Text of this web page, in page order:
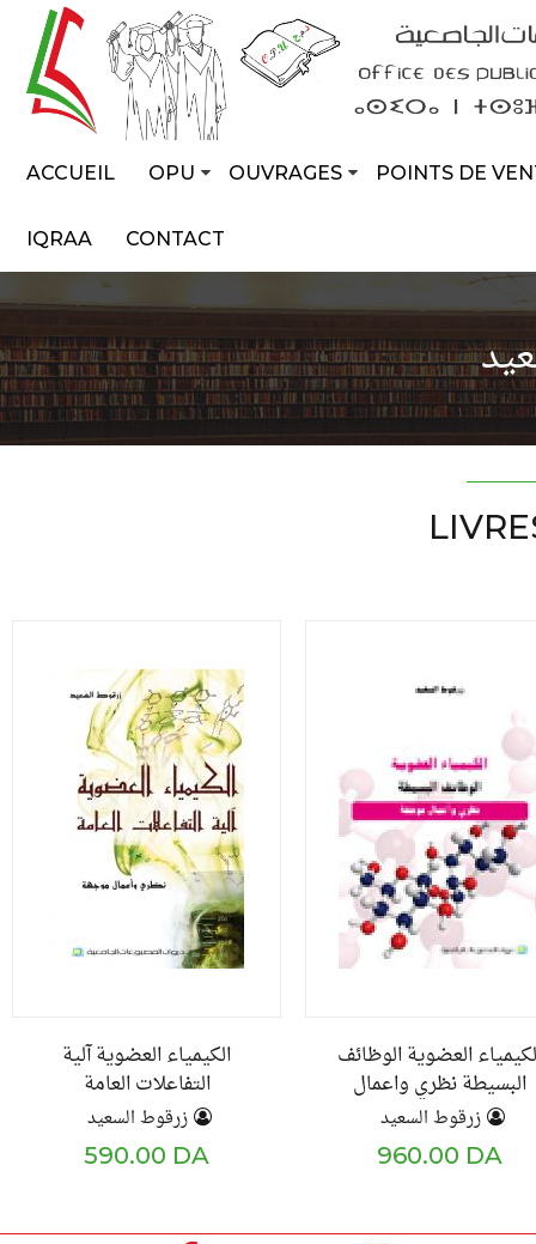
ACCUEIL OPU OUVRAGES POINTS DE
IQRAA CONTACT
الكيمياء العضوية آلية
التفاعلات العامة
زرقوط السعيد
590.00 DA
العضوية الوظائف
البسيطة نظري واعمال
موجهة
زرقوط السعيد
960.00 DA